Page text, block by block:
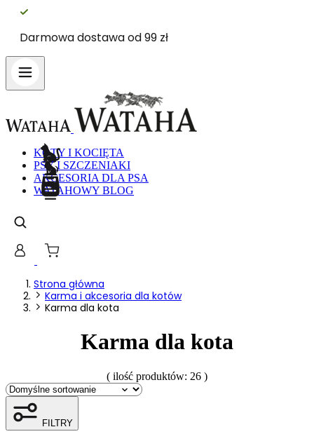
Darmowa dostawa od 99 zł
KOTY I KOCIĘTA
PSY I SZCZENIAKI
AKCESORIA DLA PSA
WATAHOWY BLOG
Strona główna
Karma i akcesoria dla kotów
Karma dla kota
Karma dla kota
( ilość produktów: 26 )
FILTRY
Partnerzy mogą połączyć te informacje z innymi
Niezbędne pliki cookie mają kluczowe znaczenie dla
nich. Te pliki cookie nie przechowują żadnych
Statystyka
Statystyczne pliki cookie pomagają właścicielem
Marketingowe pliki cookie stosowane są w celu
istotne i interesujące dla poszczególnych